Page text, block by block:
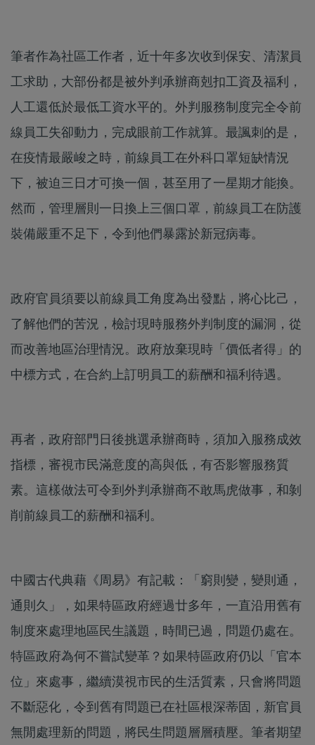
筆者作為社區工作者，近十年多次收到保安、清潔員
工求助，大部份都是被外判承辦商剋扣工資及福利，
人工還低於最低工資水平的。外判服務制度完全令前
線員工失卻動力，完成眼前工作就算。最諷刺的是，
在疫情最嚴峻之時，前線員工在外科口罩短缺情況
下，被迫三日才可換一個，甚至用了一星期才能換。
然而，管理層則一日換上三個口罩，前線員工在防護
裝備嚴重不足下，令到他們暴露於新冠病毒。
政府官員須要以前線員工角度為出發點，將心比己，
了解他們的苦況，檢討現時服務外判制度的漏洞，從
而改善地區治理情況。政府放棄現時「價低者得」的
中標方式，在合約上訂明員工的薪酬和福利待遇。
再者，政府部門日後挑選承辦商時，須加入服務成效
指標，審視市民滿意度的高與低，有否影響服務質
素。這樣做法可令到外判承辦商不敢馬虎做事，和剝
削前線員工的薪酬和福利。
中國古代典藉《周易》有記載：「窮則變，變則通，
通則久」，如果特區政府經過廿多年，一直沿用舊有
制度來處理地區民生議題，時間已過，問題仍處在。
特區政府為何不嘗試變革？如果特區政府仍以「官本
位」來處事，繼續漠視市民的生活質素，只會將問題
不斷惡化，令到舊有問題已在社區根深蒂固，新官員
無閒處理新的問題，將民生問題層層積壓。筆者期望